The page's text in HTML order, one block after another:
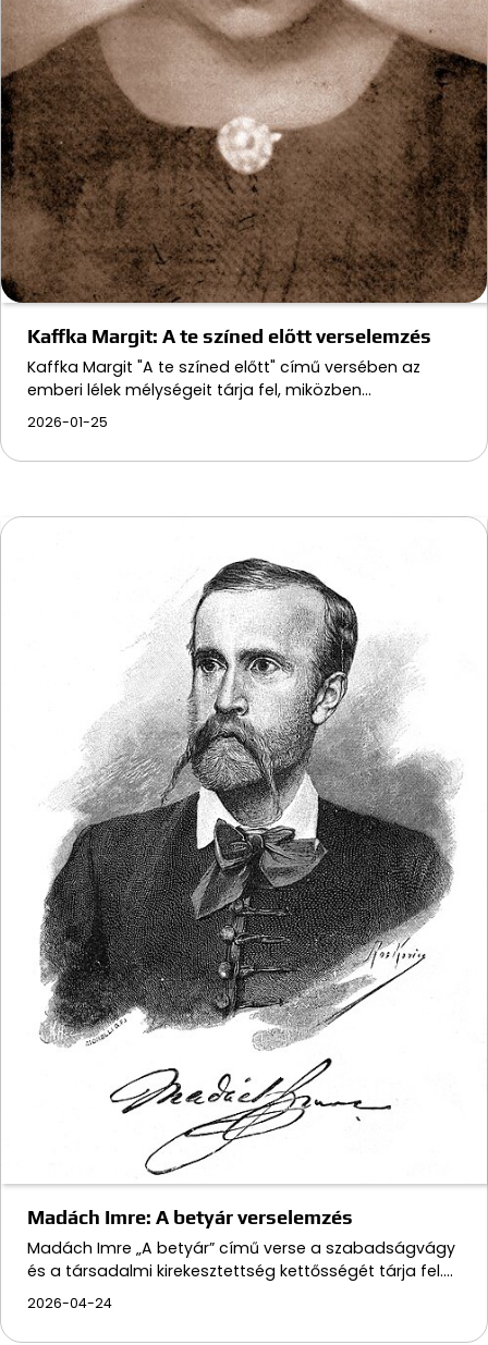
Kaffka Margit: A te színed előtt verselemzés
Kaffka Margit "A te színed előtt" című versében az
emberi lélek mélységeit tárja fel, miközben…
2026-01-25
Madách Imre: A betyár verselemzés
Madách Imre „A betyár” című verse a szabadságvágy
és a társadalmi kirekesztettség kettősségét tárja fel.…
2026-04-24